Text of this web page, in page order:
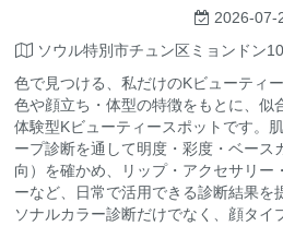
2026-07-
ソウル特別市チュン区ミョンドン
色で見つける、私だけのKビューティ
色や顔立ち・体型の特徴をもとに、似
体験型Kビューティースポットです。
ープ診断を通して明度・彩度・ベース
向）を確かめ、リップ・アクセサリー
ーなど、日常で活用できる診断結果を
ソナルカラー診断だけでなく、顔タイ